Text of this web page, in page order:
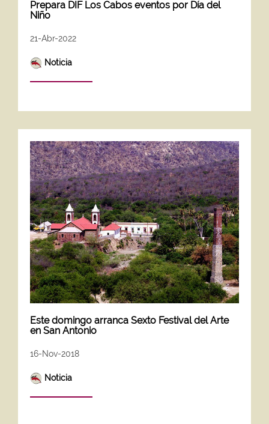
Prepara DIF Los Cabos eventos por Día del
Niño
21-Abr-2022
Noticia
Este domingo arranca Sexto Festival del Arte
en San Antonio
16-Nov-2018
Noticia